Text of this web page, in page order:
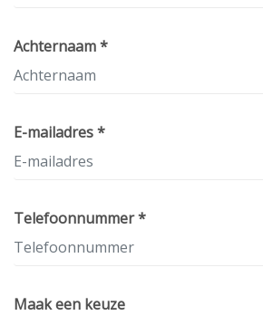
Achternaam *
E-mailadres *
Telefoonnummer *
Maak een keuze